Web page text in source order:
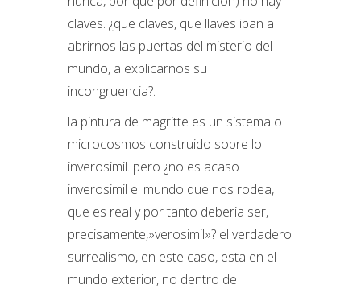
claves. ¿que claves, que llaves iban a
abrirnos las puertas del misterio del
mundo, a explicarnos su
incongruencia?.
la pintura de magritte es un sistema o
microcosmos construido sobre lo
inverosimil. pero ¿no es acaso
inverosimil el mundo que nos rodea,
que es real y por tanto deberia ser,
precisamente,»verosimil»? el verdadero
surrealismo, en este caso, esta en el
mundo exterior, no dentro de